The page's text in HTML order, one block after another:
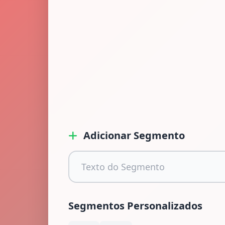
Adicionar Segmento
Segmentos Personalizados